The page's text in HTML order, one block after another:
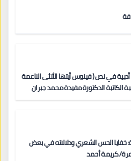
في نص ( فينوس أيتها الأنثى الناعمة
الكاتبة الدكتورة مفيدة محمد جبران
خفايا الحس الشعري ودلالاته في بعض
كريمة أحمد